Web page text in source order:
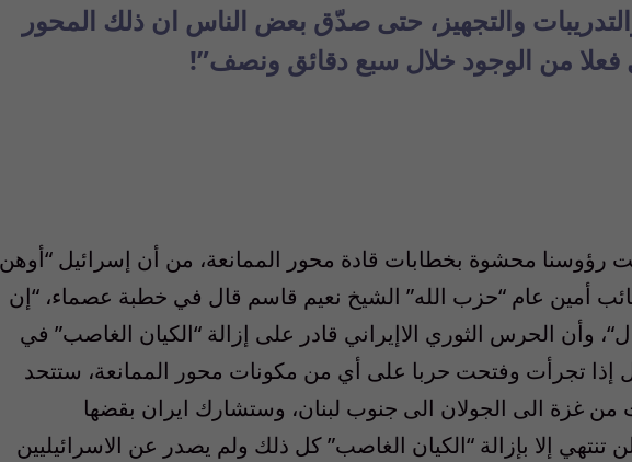
والتجهيز، حتى صدّق بعض الناس ان ذلك المحور
فعلا من الوجود خلال سبع دقائق ونصف”!
“أوهن
أمين عام “حزب الله” الشيخ نعيم قاسم قال في خطبة عصماء، “إن
“، وأن الحرس الثوري الاإيراني قادر على إزالة “الكيان الغاصب” في
إذا تجرأت وفتحت حربا على أي من مكونات محور الممانعة، ستتحد
غزة الى الجولان الى جنوب لبنان، وستشارك ايران بقضها
إلا بإزالة “الكيان الغاصب”كل ذلك ولم يصدر عن الاسرائيليين